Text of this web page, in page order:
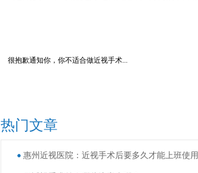
很抱歉通知你，你不适合做近视手术...
热门文章
惠州近视医院：近视手术后要多久才能上班使用